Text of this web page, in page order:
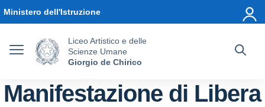
Ministero dell'Istruzione
Liceo Artistico e delle
Scienze Umane
Giorgio de Chirico
Manifestazione di Libera